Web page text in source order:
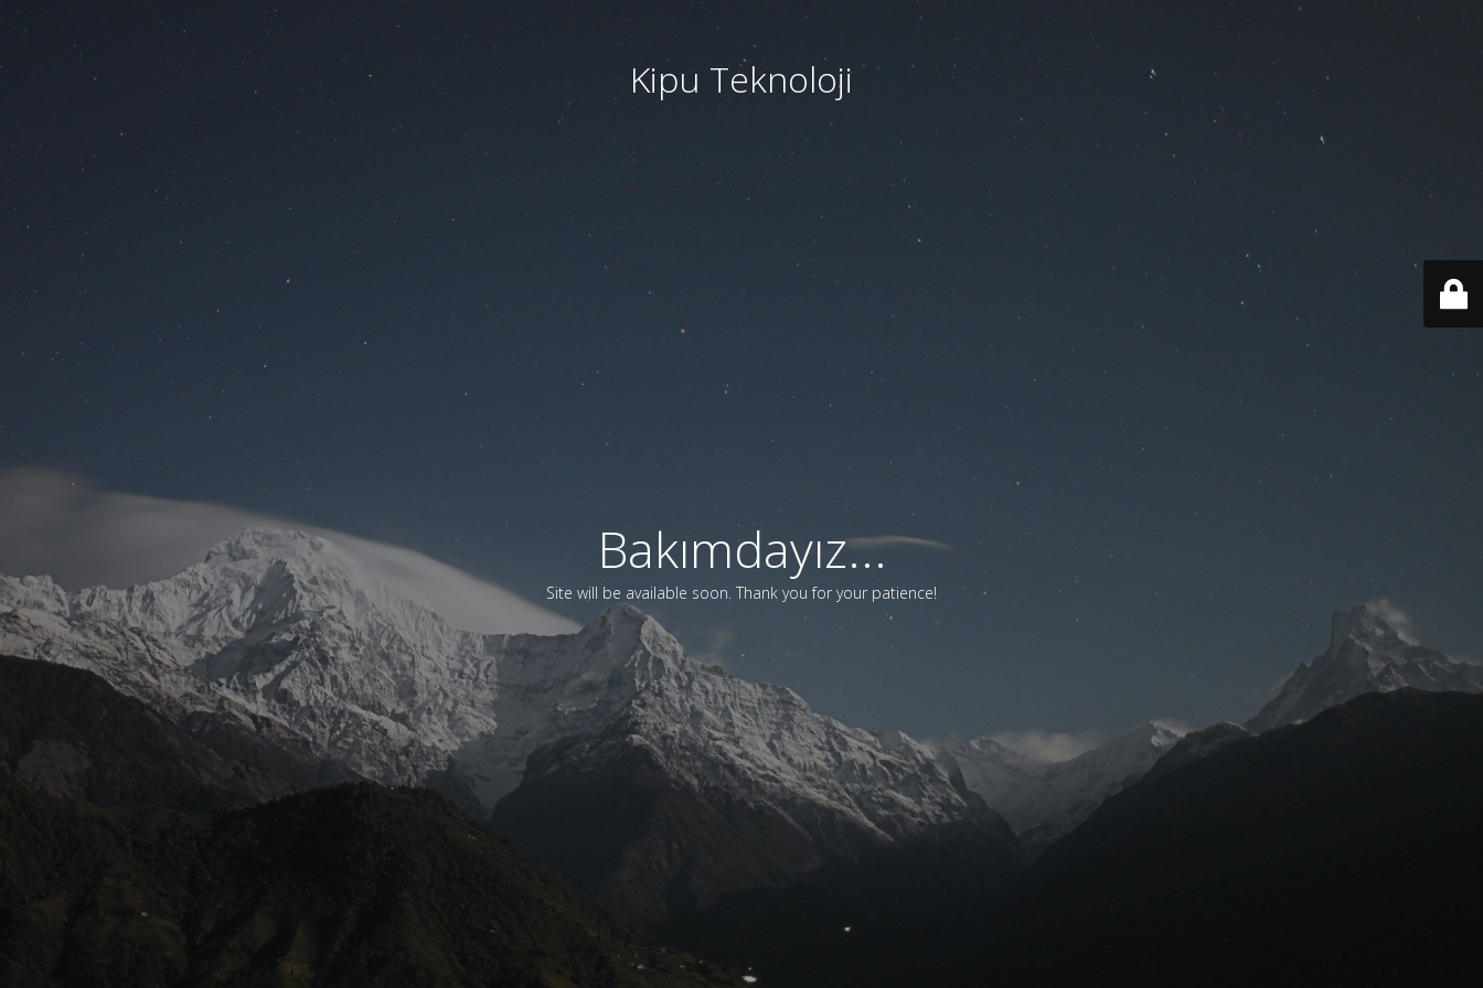
Kipu Teknoloji
Bakımdayız...
Site will be available soon. Thank you for your patience!